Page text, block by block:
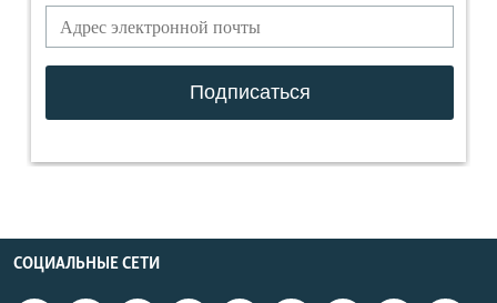
СОЦИАЛЬНЫЕ СЕТИ